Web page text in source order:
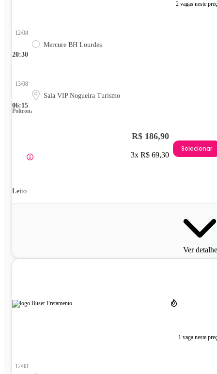
2 vagas neste
20:30
12/08
Mercure BH Lourdes
06:15
13/08
Sala VIP Nogueira Turismo
Poltrona
Leito
R$ 186,90
3x R$ 69,30
Selecionar
Ver
1 vaga neste
12/08